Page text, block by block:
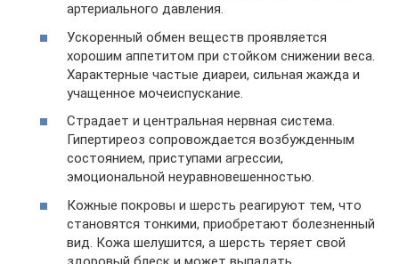
артериального давления.
Ускоренный обмен веществ проявляется
хорошим аппетитом при стойком снижении веса.
Характерные частые диареи, сильная жажда и
учащенное мочеиспускание.
Страдает и центральная нервная система.
Гипертиреоз сопровождается возбужденным
состоянием, приступами агрессии,
эмоциональной неуравновешенностью.
Кожные покровы и шерсть реагируют тем, что
становятся тонкими, приобретают болезненный
вид. Кожа шелушится, а шерсть теряет свой